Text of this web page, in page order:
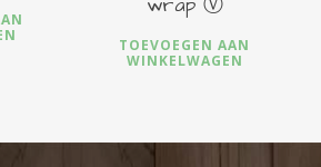
TOEVOEGEN AAN
WINKELWAGEN